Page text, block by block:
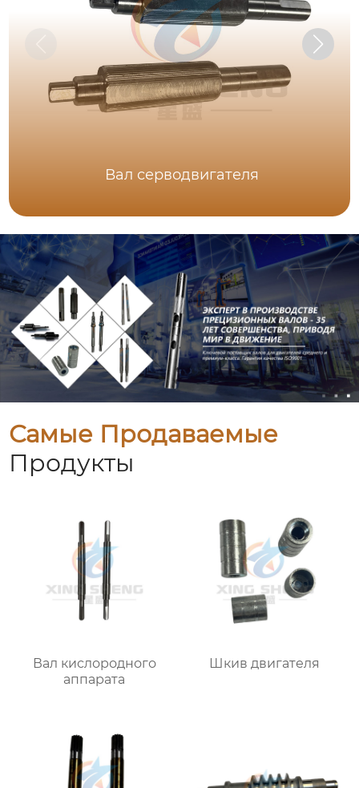
Вал серводвигателя
Самые Продаваемые
Продукты
Вал кислородного
аппарата
Шкив двигателя